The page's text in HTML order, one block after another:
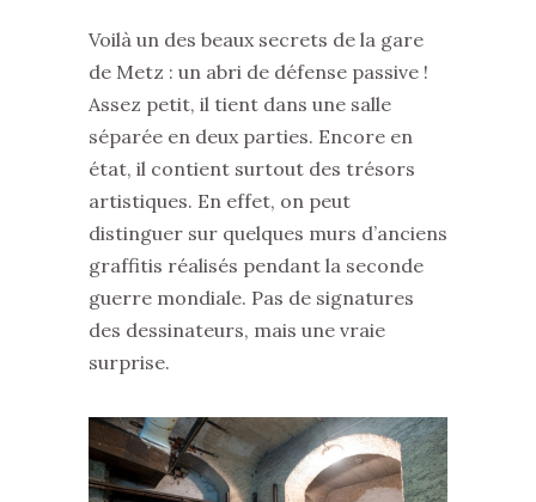
Voilà un des beaux secrets de la gare
de Metz : un abri de défense passive !
Assez petit, il tient dans une salle
séparée en deux parties. Encore en
état, il contient surtout des trésors
artistiques. En effet, on peut
distinguer sur quelques murs d’anciens
graffitis réalisés pendant la seconde
guerre mondiale. Pas de signatures
des dessinateurs, mais une vraie
surprise.